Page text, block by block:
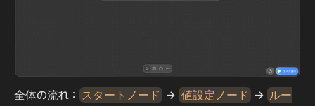
全体の流れ： スタートノード → 値設定ノード → ルー